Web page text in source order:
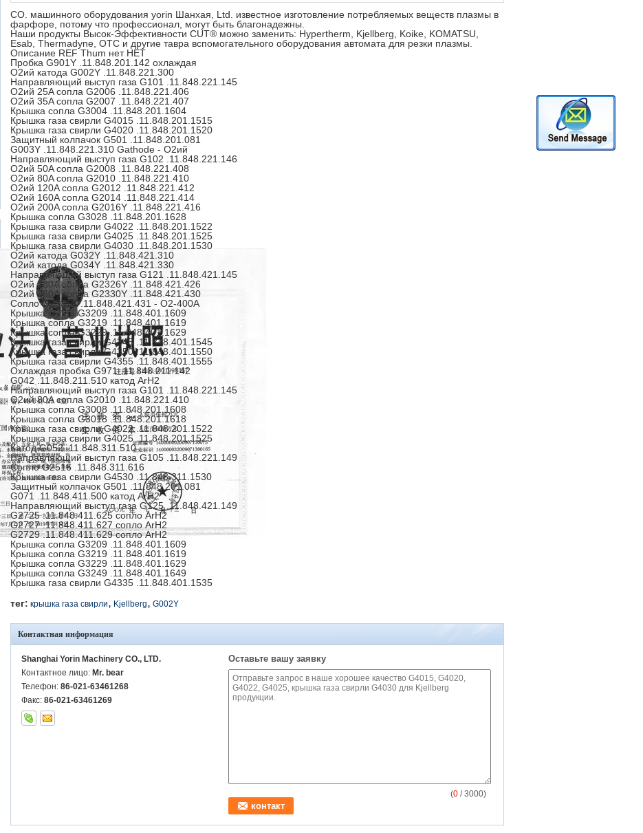
CO. машинного оборудования yorin Шанхая, Ltd. известное изготовление потребляемых веществ плазмы в
фарфоре, потому что профессионал, могут быть благонадежны.
Наши продукты Высок-Эффективности CUT® можно заменить: Hypertherm, Kjellberg, Koike, KOMATSU,
Esab, Thermadyne, OTC и другие тавра вспомогательного оборудования автомата для резки плазмы.
Описание REF Thum нет НЕТ
Пробка G901Y .11.848.201.142 охлаждая
O2ий катода G002Y .11.848.221.300
Направляющий выступ газа G101 .11.848.221.145
O2ий 25A сопла G2006 .11.848.221.406
O2ий 35A сопла G2007 .11.848.221.407
Крышка сопла G3004 .11.848.201.1604
Крышка газа свирли G4015 .11.848.201.1515
Крышка газа свирли G4020 .11.848.201.1520
Защитный колпачок G501 .11.848.201.081
G003Y .11.848.221.310 Gathode - O2ий
Направляющий выступ газа G102 .11.848.221.146
O2ий 50A сопла G2008 .11.848.221.408
O2ий 80A сопла G2010 .11.848.221.410
O2ий 120A сопла G2012 .11.848.221.412
O2ий 160A сопла G2014 .11.848.221.414
O2ий 200A сопла G2016Y .11.848.221.416
Крышка сопла G3028 .11.848.201.1628
Крышка газа свирли G4022 .11.848.201.1522
Крышка газа свирли G4025 .11.848.201.1525
Крышка газа свирли G4030 .11.848.201.1530
O2ий катода G032Y .11.848.421.310
O2ий катода G034Y .11.848.421.330
Направляющий выступ газа G121 .11.848.421.145
O2ий 280A сопла G2326Y .11.848.421.426
O2ий 360A сопла G2330Y .11.848.421.430
Сопло G2331Y .11.848.421.431 - O2-400A
Крышка сопла G3209 .11.848.401.1609
Крышка сопла G3219 .11.848.401.1619
Крышка сопла G3229 .11.848.401.1629
Крышка газа свирли G4345 .11.848.401.1545
Крышка газа свирли G4350 .11.848.401.1550
Крышка газа свирли G4355 .11.848.401.1555
Охлаждая пробка G971 .11.848.211.142
G042 .11.848.211.510 катод ArH2
Направляющий выступ газа G101 .11.848.221.145
O2ий 80A сопла G2010 .11.848.221.410
Крышка сопла G3008 .11.848.201.1608
Крышка сопла G3018 .11.848.201.1618
Крышка газа свирли G4022 .11.848.201.1522
Крышка газа свирли G4025 .11.848.201.1525
Катод G052 .11.848.311.510
Направляющий выступ газа G105 .11.848.221.149
Сопло G2516 .11.848.311.616
Крышка газа свирли G4530 .11.848.311.1530
Защитный колпачок G501 .11.848.201.081
G071 .11.848.411.500 катод ArH2
Направляющий выступ газа G125 .11.848.421.149
G2725 .11.848.411.625 сопло ArH2
G2727 .11.848.411.627 сопло ArH2
G2729 .11.848.411.629 сопло ArH2
Крышка сопла G3209 .11.848.401.1609
Крышка сопла G3219 .11.848.401.1619
Крышка сопла G3229 .11.848.401.1629
Крышка сопла G3249 .11.848.401.1649
Крышка газа свирли G4335 .11.848.401.1535
тег: крышка газа свирли, Kjellberg, G002Y
Контактная информация
Shanghai Yorin Machinery CO., LTD.
Контактное лицо: Mr. bear
Телефон: 86-021-63461268
Факс: 86-021-63461269
Оставьте вашу заявку
(0 / 3000)